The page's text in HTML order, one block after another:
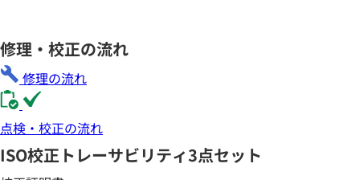
修理・校正の流れ
修理の流れ
点検・校正の流れ
ISO校正 トレーサビリティ3点セット